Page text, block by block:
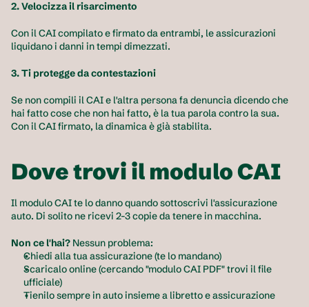
2. Velocizza il risarcimento
Con il CAI compilato e firmato da entrambi, le assicurazioni
liquidano i danni in tempi dimezzati.
3. Ti protegge da contestazioni
Se non compili il CAI e l'altra persona fa denuncia dicendo che
hai fatto cose che non hai fatto, è la tua parola contro la sua.
Con il CAI firmato, la dinamica è già stabilita.
Dove trovi il modulo CAI
Il modulo CAI te lo danno quando sottoscrivi l'assicurazione
auto. Di solito ne ricevi 2-3 copie da tenere in macchina.
Non ce l'hai? Nessun problema:
Chiedi alla tua assicurazione (te lo mandano)
Scaricalo online (cercando "modulo CAI PDF" trovi il file
ufficiale)
Tienilo sempre in auto insieme a libretto e assicurazione